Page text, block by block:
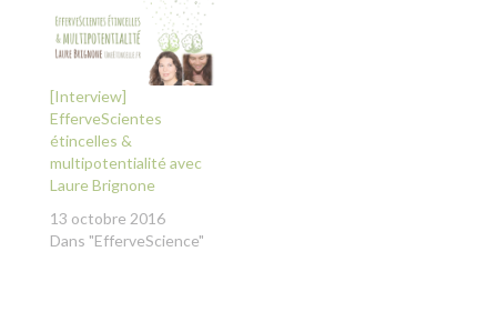
[Interview]
EfferveScientes
étincelles &
multipotentialité avec
Laure Brignone
13 octobre 2016
Dans "EfferveScience"